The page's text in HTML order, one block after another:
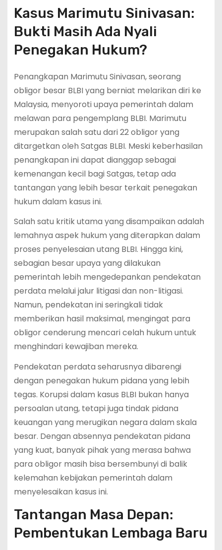
Kasus Marimutu Sinivasan:
Bukti Masih Ada Nyali
Penegakan Hukum?
Penangkapan Marimutu Sinivasan, seorang
obligor besar BLBI yang berniat melarikan diri ke
Malaysia, menyoroti upaya pemerintah dalam
melawan para pengemplang BLBI. Marimutu
merupakan salah satu dari 22 obligor yang
ditargetkan oleh Satgas BLBI. Meski keberhasilan
penangkapan ini dapat dianggap sebagai
kemenangan kecil bagi Satgas, tetap ada
tantangan yang lebih besar terkait penegakan
hukum dalam kasus ini.
Salah satu kritik utama yang disampaikan adalah
lemahnya aspek hukum yang diterapkan dalam
proses penyelesaian utang BLBI. Hingga kini,
sebagian besar upaya yang dilakukan
pemerintah lebih mengedepankan pendekatan
perdata melalui jalur litigasi dan non-litigasi.
Namun, pendekatan ini seringkali tidak
memberikan hasil maksimal, mengingat para
obligor cenderung mencari celah hukum untuk
menghindari kewajiban mereka.
Pendekatan perdata seharusnya dibarengi
dengan penegakan hukum pidana yang lebih
tegas. Korupsi dalam kasus BLBI bukan hanya
persoalan utang, tetapi juga tindak pidana
keuangan yang merugikan negara dalam skala
besar. Dengan absennya pendekatan pidana
yang kuat, banyak pihak yang merasa bahwa
para obligor masih bisa bersembunyi di balik
kelemahan kebijakan pemerintah dalam
menyelesaikan kasus ini.
Tantangan Masa Depan:
Pembentukan Lembaga Baru